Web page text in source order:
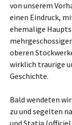
von unserem
einen Eindruck,
ehemalige
oberen
wirklich traurige
Geschichte.
Bald wendeten
zu und segelten